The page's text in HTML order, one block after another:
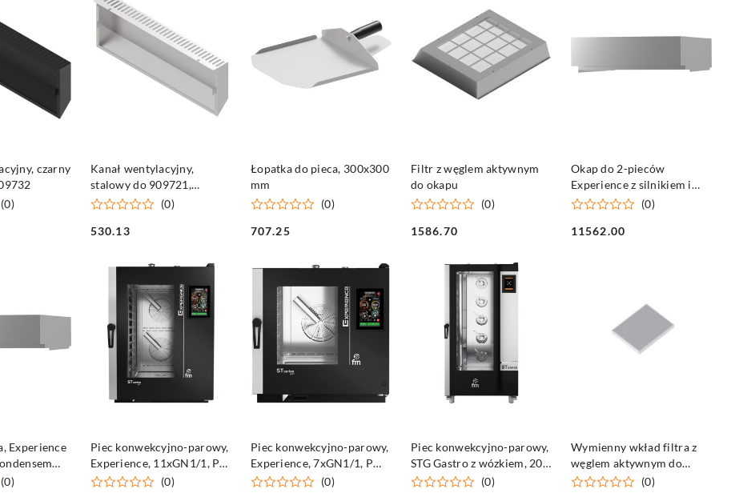
czarny
(0)
Kanał wentylacyjny,
stalowy do 909721,
909722
(0)
Cena:
530.13
Łopatka do pieca, 300x300
mm
(0)
Cena:
707.25
Filtr z węglem aktywnym
do okapu
(0)
Cena:
1586.70
Okap do 2-pieców
Experience z silnikiem i
kondensem pary
(0)
Cena:
11562.00
Experience
(0)
Piec konwekcyjno-parowy,
Experience, 11xGN1/1, P
18.5 kW
(0)
Piec konwekcyjno-parowy,
Experience, 7xGN1/1, P
10.25 kW
(0)
Piec konwekcyjno-parowy,
STG Gastro z wózkiem, 20
GN 1/1, P 36.25 kW, U 400
(0)
Wymienny wkład filtra z
węglem aktywnym do
9100907
(0)